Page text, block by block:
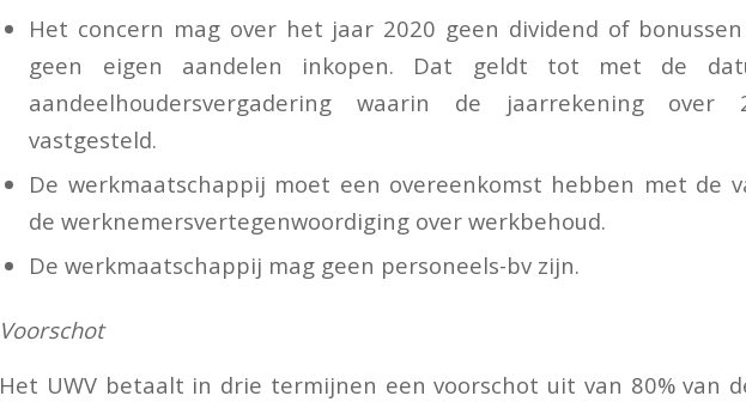
Het concern mag over het jaar 2020 geen dividend of
geen eigen aandelen inkopen. Dat geldt tot met de
aandeelhoudersvergadering waarin de jaarrekening over
vastgesteld.
De werkmaatschappij moet een overeenkomst hebben met de
de werknemersvertegenwoordiging over werkbehoud.
De werkmaatschappij mag geen personeels-bv zijn.
Voorschot
Het UWV betaalt in drie termijnen een voorschot uit van 80% van